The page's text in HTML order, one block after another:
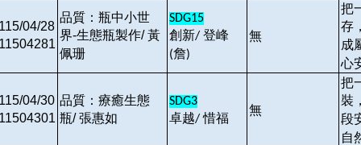
04/28
品質：瓶中小世
界-生態瓶製作/ 黃
佩珊
SDG15
創新/ 登峰
(詹)
無
把
存
成
心
04/30 品質：療癒生態
瓶/ 張惠如
SDG3
卓越/惜福
無
把
裝
段
自